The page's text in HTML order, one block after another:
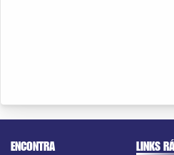
ENCONTRA
LINKS